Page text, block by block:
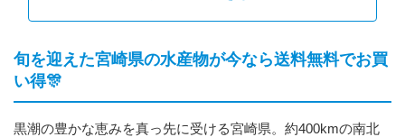
旬を迎えた宮崎県の水産物が今なら送料無料でお買
い得🎊
黒潮の豊かな恵みを真っ先に受ける宮崎県。約400kmの南北